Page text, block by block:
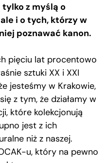
z myślą o
i o tych, którzy w
poznawać kanon.
pięciu lat procentowo
sztuki XX i XXI
jesteśmy w Krakowie,
z tym, że działamy w
które kolekcjonują
jest z ich
niż z naszej.
u, który na pewno